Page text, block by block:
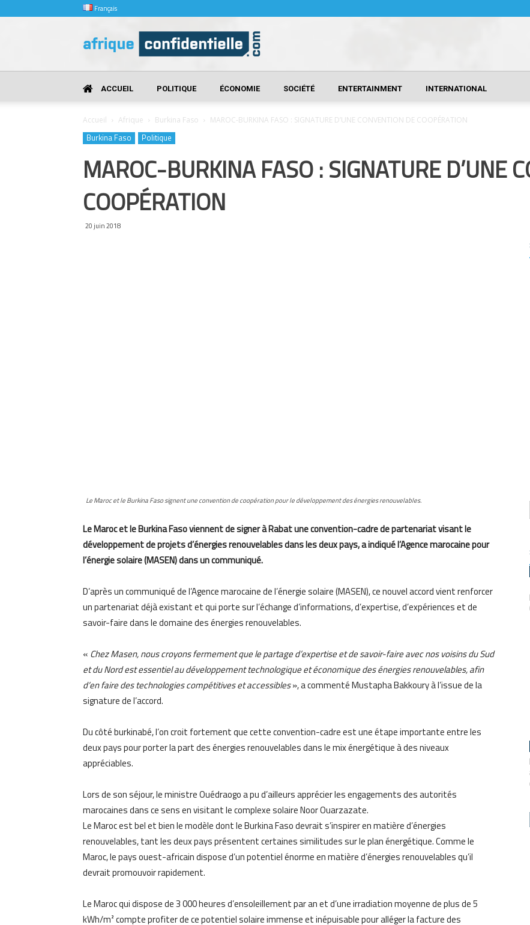
Français
Confidentielle
ACCUEIL POLITIQUE ÉCONOMIE SOCIÉTÉ ENTERTAINMENT INTERNATIONAL
Accueil Afrique Burkina Faso MAROC-BURKINA FASO : SIGNATURE D’UNE CONVENTION DE COOPÉRATION
Burkina Faso Politique
MAROC-BURKINA FASO : SIGNATURE D’UNE
COOPÉRATION
20 juin 2018
Le Maroc et le Burkina Faso signent une convention de coopération pour le développement des énergies renouvelables.
Le Maroc et le Burkina Faso viennent de signer à Rabat une convention-cadre de partenariat visant le
développement de projets d’énergies renouvelables dans les deux pays, a indiqué l’Agence marocaine pour
l’énergie solaire (MASEN) dans un communiqué.
D’après un communiqué de l’Agence marocaine de l’énergie solaire (MASEN), ce nouvel accord vient renforcer
un partenariat déjà existant et qui porte sur l’échange d’informations, d’expertise, d’expériences et de
savoir-faire dans le domaine des énergies renouvelables.
« Chez Masen, nous croyons fermement que le partage d’expertise et de savoir-faire avec nos voisins du Sud
et du Nord est essentiel au développement technologique et économique des énergies renouvelables, afin
d’en faire des technologies compétitives et accessibles», a commenté Mustapha Bakkoury à l’issue de la
signature de l’accord.
Du côté burkinabé, l’on croit fortement que cette convention-cadre est une étape importante entre les
deux pays pour porter la part des énergies renouvelables dans le mix énergétique à des niveaux
appréciables.
Lors de son séjour, le ministre Ouédraogo a pu d’ailleurs apprécier les engagements des autorités
marocaines dans ce sens en visitant le complexe solaire Noor Ouarzazate.
Le Maroc est bel et bien le modèle dont le Burkina Faso devrait s’inspirer en matière d’énergies
renouvelables, tant les deux pays présentent certaines similitudes sur le plan énergétique. Comme le
Maroc, le pays ouest-africain dispose d’un potentiel énorme en matière d’énergies renouvelables qu’il
devrait promouvoir rapidement.
Le Maroc qui dispose de 3 000 heures d’ensoleillement par an et d’une irradiation moyenne de plus de 5
kWh/m² compte profiter de ce potentiel solaire immense et inépuisable pour alléger la facture des